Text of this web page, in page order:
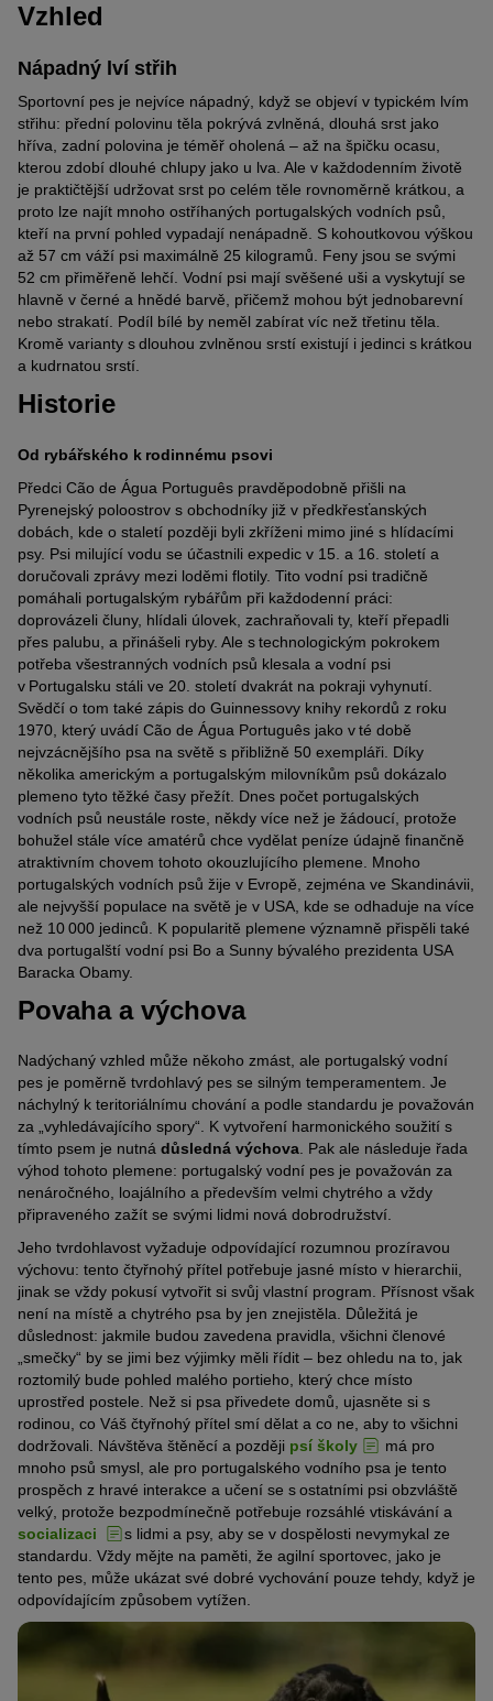
Vzhled
Nápadný lví střih
Sportovní pes je nejvíce nápadný, když se objeví v typickém lvím
střihu: přední polovinu těla pokrývá zvlněná, dlouhá srst jako
hříva, zadní polovina je téměř oholená – až na špičku ocasu,
kterou zdobí dlouhé chlupy jako u lva. Ale v každodenním životě
je praktičtější udržovat srst po celém těle rovnoměrně krátkou, a
proto lze najít mnoho ostříhaných portugalských vodních psů,
kteří na první pohled vypadají nenápadně. S kohoutkovou výškou
až 57 cm váží psi maximálně 25 kilogramů. Feny jsou se svými
52 cm přiměřeně lehčí. Vodní psi mají svěšené uši a vyskytují se
hlavně v černé a hnědé barvě, přičemž mohou být jednobarevní
nebo strakatí. Podíl bílé by neměl zabírat víc než třetinu těla.
Kromě varianty s dlouhou zvlněnou srstí existují i ​​jedinci s krátkou
a kudrnatou srstí.
Historie
Od rybářského k rodinnému psovi
Předci Cão de Água Português pravděpodobně přišli na
Pyrenejský poloostrov s obchodníky již v předkřesťanských
dobách, kde o staletí později byli zkříženi mimo jiné s hlídacími
psy. Psi milující vodu se účastnili expedic v 15. a 16. století a
doručovali zprávy mezi loděmi flotily. Tito vodní psi tradičně
pomáhali portugalským rybářům při každodenní práci:
doprovázeli čluny, hlídali úlovek, zachraňovali ty, kteří přepadli
přes palubu, a přinášeli ryby. Ale s technologickým pokrokem
potřeba všestranných vodních psů klesala a vodní psi
v Portugalsku stáli ve 20. století dvakrát na pokraji vyhynutí.
Svědčí o tom také zápis do Guinnessovy knihy rekordů z roku
1970, který uvádí Cão de Água Português jako v té době
nejvzácnějšího psa na světě s přibližně 50 exempláři. Díky
několika americkým a portugalským milovníkům psů dokázalo
plemeno tyto těžké časy přežít. Dnes počet portugalských
vodních psů neustále roste, někdy více než je žádoucí, protože
bohužel stále více amatérů chce vydělat peníze údajně finančně
atraktivním chovem tohoto okouzlujícího plemene. Mnoho
portugalských vodních psů žije v Evropě, zejména ve Skandinávii,
ale nejvyšší populace na světě je v USA, kde se odhaduje na více
než 10 000 jedinců. K popularitě plemene významně přispěli také
dva portugalští vodní psi Bo a Sunny bývalého prezidenta USA
Baracka Obamy.
Povaha a výchova
Nadýchaný vzhled může někoho zmást, ale portugalský vodní
pes je poměrně tvrdohlavý pes se silným temperamentem. Je
náchylný k teritoriálnímu chování a podle standardu je považován
za „vyhledávajícího spory“. K vytvoření harmonického soužití s ​​
tímto psem je nutná důsledná výchova . Pak ale následuje řada
výhod tohoto plemene: portugalský vodní pes je považován za
nenáročného, ​​loajálního a především velmi chytrého a vždy
připraveného zažít se svými lidmi nová dobrodružství.
Jeho tvrdohlavost vyžaduje odpovídající rozumnou prozíravou
výchovu: tento čtyřnohý přítel potřebuje jasné místo v hierarchii,
jinak se vždy pokusí vytvořit si svůj vlastní program. Přísnost však
není na místě a chytrého psa by jen znejistěla. Důležitá je
důslednost: jakmile budou zavedena pravidla, všichni členové
„smečky“ by se jimi bez výjimky měli řídit – bez ohledu na to, jak
roztomilý bude pohled malého portieho, který chce místo
uprostřed postele. Než si psa přivedete domů, ujasněte si s
rodinou, co Váš čtyřnohý přítel smí dělat a co ne, aby to všichni
dodržovali. Návštěva štěněcí a později psí školy
má pro
mnoho psů smysl, ale pro portugalského vodního psa je tento
prospěch z hravé interakce a učení se s ostatními psi obzvláště
velký, protože bezpodmínečně potřebuje rozsáhlé vtiskávání a
socializaci
s lidmi a psy, aby se v dospělosti nevymykal ze
standardu. Vždy mějte na paměti, že agilní sportovec, jako je
tento pes, může ukázat své dobré vychování pouze tehdy, když je
odpovídajícím způsobem vytížen.